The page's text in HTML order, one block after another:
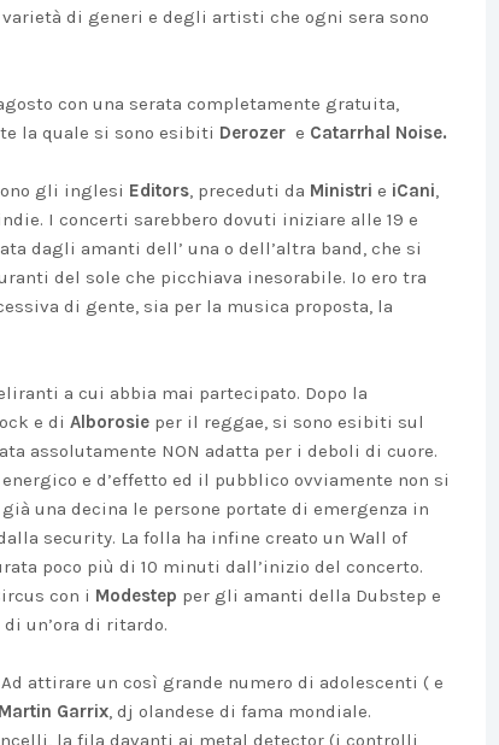
di generi e degli artisti che ogni sera sono
con una serata completamente gratuita,
la quale si sono esibiti Derozer e Catarrhal Noise.
gli inglesi Editors, preceduti da Ministri e iCani,
I concerti sarebbero dovuti iniziare alle 19 e
dagli amanti dell’ una o dell’altra band, che si
del sole che picchiava inesorabile. Io ero tra
di gente, sia per la musica proposta, la
a cui abbia mai partecipato. Dopo la
e di Alborosie per il reggae, si sono esibiti sul
assolutamente NON adatta per i deboli di cuore.
e d’effetto ed il pubblico ovviamente non si
una decina le persone portate di emergenza in
security. La folla ha infine creato un Wall of
poco più di 10 minuti dall’inizio del concerto.
con i Modestep per gli amanti della Dubstep e
un’ora di ritardo.
attirare un così grande numero di adolescenti ( e
Garrix, dj olandese di fama mondiale.
la fila davanti ai metal detector (i controlli